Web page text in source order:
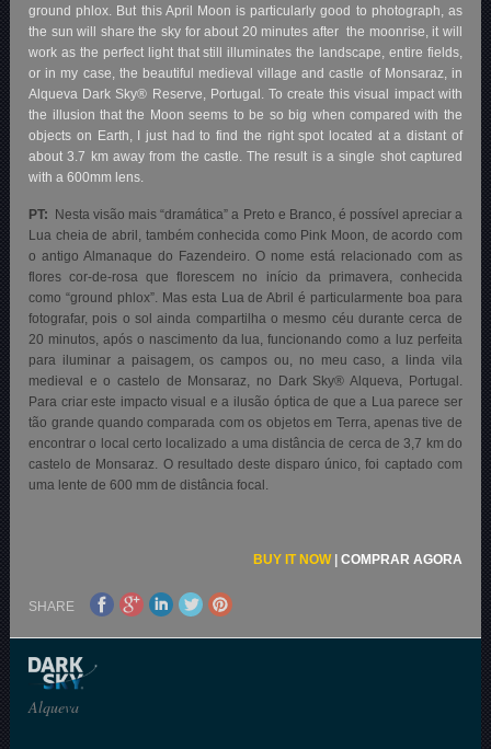
ground phlox. But this April Moon is particularly good to photograph, as
the sun will share the sky for about 20 minutes after the moonrise, it will
work as the perfect light that still illuminates the landscape, entire fields,
or in my case, the beautiful medieval village and castle of Monsaraz, in
Alqueva Dark Sky® Reserve, Portugal. To create this visual impact with
the illusion that the Moon seems to be so big when compared with the
objects on Earth, I just had to find the right spot located at a distant of
about 3.7 km away from the castle. The result is a single shot captured
with a 600mm lens.
PT:
Nesta visão mais “dramática” a Preto e Branco, é possível apreciar a
Lua cheia de abril, também conhecida como Pink Moon, de acordo com
o antigo Almanaque do Fazendeiro. O nome está relacionado com as
flores cor-de-rosa que florescem no início da primavera, conhecida
como “ground phlox”. Mas esta Lua de Abril é particularmente boa para
fotografar, pois o sol ainda compartilha o mesmo céu durante cerca de
20 minutos, após o nascimento da lua, funcionando como a luz perfeita
para iluminar a paisagem, os campos ou, no meu caso, a linda vila
medieval e o castelo de Monsaraz, no Dark Sky® Alqueva, Portugal.
Para criar este impacto visual e a ilusão óptica de que a Lua parece ser
tão grande quando comparada com os objetos em Terra, apenas tive de
encontrar o local certo localizado a uma distância de cerca de 3,7 km do
castelo de Monsaraz. O resultado deste disparo único, foi captado com
uma lente de 600 mm de distância focal.
BUY IT NOW| COMPRAR AGORA
SHARE
Alqueva